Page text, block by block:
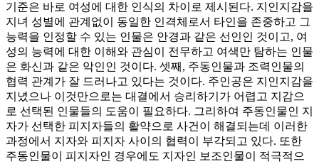
기준은 바로 여성에 대한 인식의 차이로 제시된다. 지인지감을
지녀 성별에 관계없이 동일한 인격체로서 타인을 존중하고 그
능력을 인정할 수 있는 인물은 안경과 같은 선인인 것이고, 여
성의 능력에 대한 이해와 관심이 전무하고 여색만 탐하는 인물
은 화신과 같은 악인인 것이다. 셋째, 주동인물과 조력인물의
협력 관계가 잘 드러나고 있다는 것이다. 주인공은 지인지감을
지녔으나 이것만으로는 대결에서 승리하기가 어렵고 지감으
로 선택된 인물들의 도움이 필요하다. 그리하여 주동인물인 지
자가 선택한 피지자들의 활약으로 사건이 해결되는데 이러한
과정에서 지자와 피지자 사이의 협력이 부각되고 있다. 또한
주동인물이 피지자인 경우에도 지자인 보조인물이 적극적으